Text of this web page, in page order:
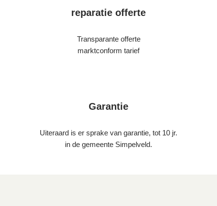
reparatie offerte
Transparante offerte
marktconform tarief
Garantie
Uiteraard is er sprake van garantie, tot 10 jr.
in de gemeente Simpelveld.